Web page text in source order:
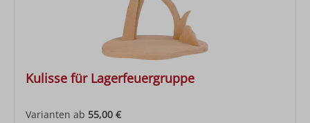
Kulisse für Lagerfeuergruppe
Varianten ab 55,00 €